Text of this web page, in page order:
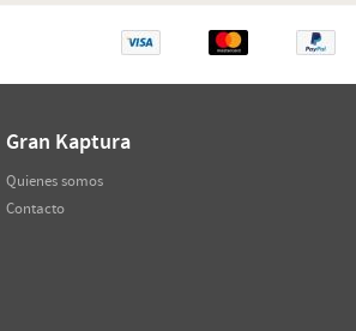
Gran Kaptura
Quienes somos
Contacto